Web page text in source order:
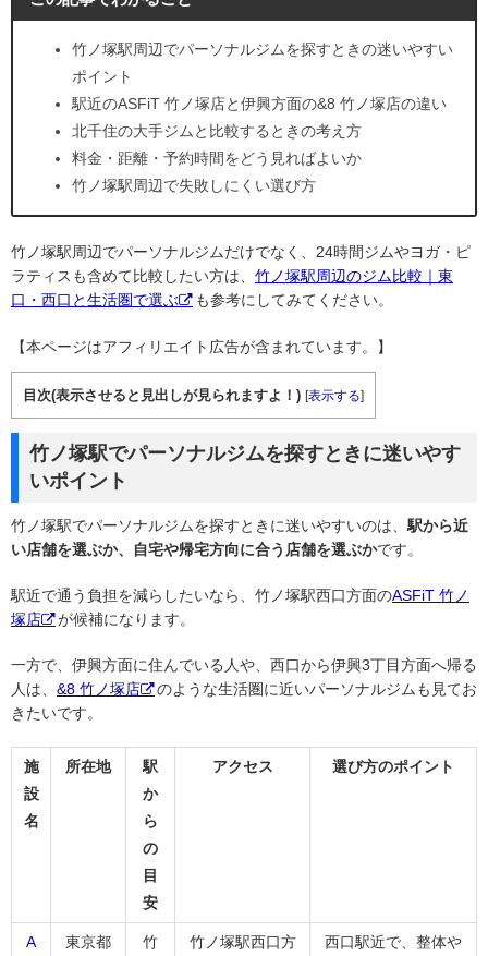
竹ノ塚駅周辺でパーソナルジムを探すときの迷いやすい
ポイント
駅近のASFiT 竹ノ塚店と伊興方面の&8 竹ノ塚店の違い
北千住の大手ジムと比較するときの考え方
料金・距離・予約時間をどう見ればよいか
竹ノ塚駅周辺で失敗しにくい選び方
竹ノ塚駅周辺でパーソナルジムだけでなく、24時間ジムやヨガ・ピ
ラティスも含めて比較したい方は、 竹ノ塚駅周辺のジム比較｜東
口・西口と生活圏で選ぶ
も参考にしてみてください。
【本ページはアフィリエイト広告が含まれています。】
目次(表示させると見出しが見られますよ！) [表示する]
竹ノ塚駅でパーソナルジムを探すときに迷いやす
いポイント
竹ノ塚駅でパーソナルジムを探すときに迷いやすいのは、 駅から近
い店舗を選ぶか、自宅や帰宅方向に合う店舗を選ぶかです。
駅近で通う負担を減らしたいなら、竹ノ塚駅西口方面のASFiT 竹ノ
塚店
が候補になります。
一方で、伊興方面に住んでいる人や、西口から伊興3丁目方面へ帰る
人は、 &8 竹ノ塚店
のような生活圏に近いパーソナルジムも見てお
きたいです。
施
設
名
所在地
駅
か
ら
の
目
安
アクセス 選び方のポイント
A
東京都
竹
竹ノ塚駅西口方
西口駅近で、整体や